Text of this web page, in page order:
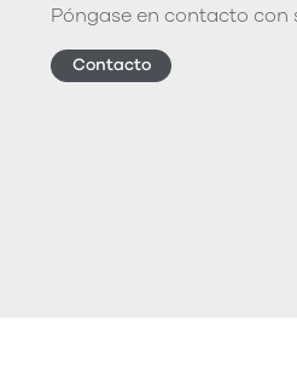
Póngase en contacto con
Contacto